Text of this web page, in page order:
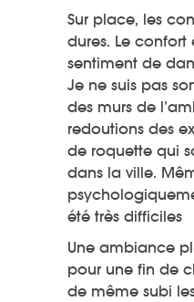
Sur place, les
dures. Le confort
sentiment de
Je ne suis pas
des murs de
redoutions des
de roquette qui
dans la ville.
été très difficiles
Une ambiance
pour une fin de
de même subi